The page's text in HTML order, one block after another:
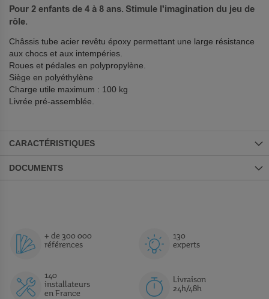
Pour 2 enfants de 4 à 8 ans. Stimule l'imagination du jeu de
rôle.
Châssis tube acier revêtu époxy permettant une large résistance
aux chocs et aux intempéries.
Roues et pédales en polypropylène.
Siège en polyéthylène
Charge utile maximum : 100 kg
Livrée pré-assemblée.
CARACTÉRISTIQUES
DOCUMENTS
+ de 300 000
références
130
experts
140
installateurs
en France
Livraison
24h/48h